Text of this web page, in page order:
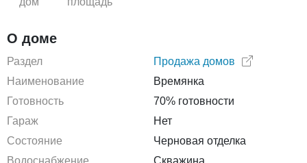
О доме
Раздел
Продажа домов
Наименование
Времянка
Готовность
70% готовности
Гараж
Нет
Состояние
Черновая отделка
Водоснабжение
Скважина